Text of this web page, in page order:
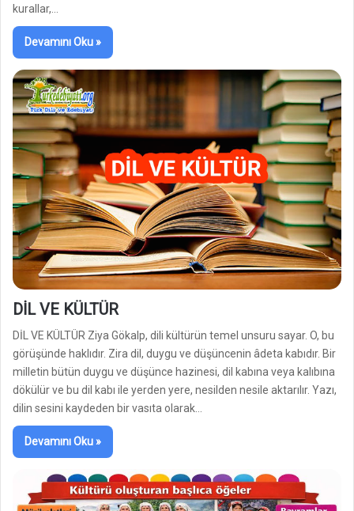
kurallar,…
Devamını Oku »
DİL VE KÜLTÜR
DİL VE KÜLTÜR Ziya Gökalp, dili kültürün temel unsuru sayar. O, bu
görüşünde haklıdır. Zira dil, duygu ve düşüncenin âdeta kabıdır. Bir
milletin bütün duygu ve düşünce hazinesi, dil kabına veya kalıbına
dökülür ve bu dil kabı ile yerden yere, nesilden nesile aktarılır. Yazı,
dilin sesini kaydeden bir vasıta olarak…
Devamını Oku »